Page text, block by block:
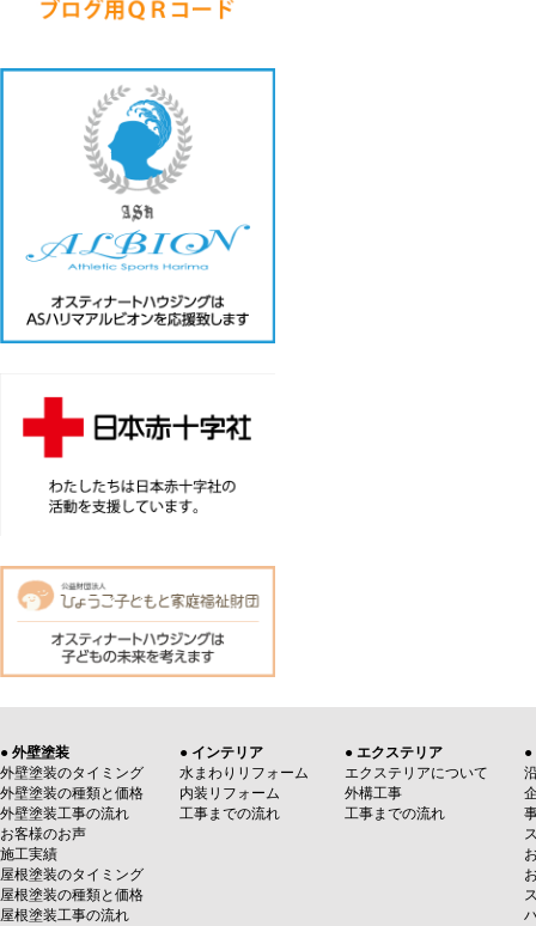
● 外壁塗装
外壁塗装のタイミング
外壁塗装の種類と価格
外壁塗装工事の流れ
お客様のお声
施工実績
屋根塗装のタイミング
屋根塗装の種類と価格
屋根塗装工事の流れ
● インテリア
水まわりリフォーム
内装リフォーム
工事までの流れ
● エクステリア
エクステリアについて
外構工事
工事までの流れ
●